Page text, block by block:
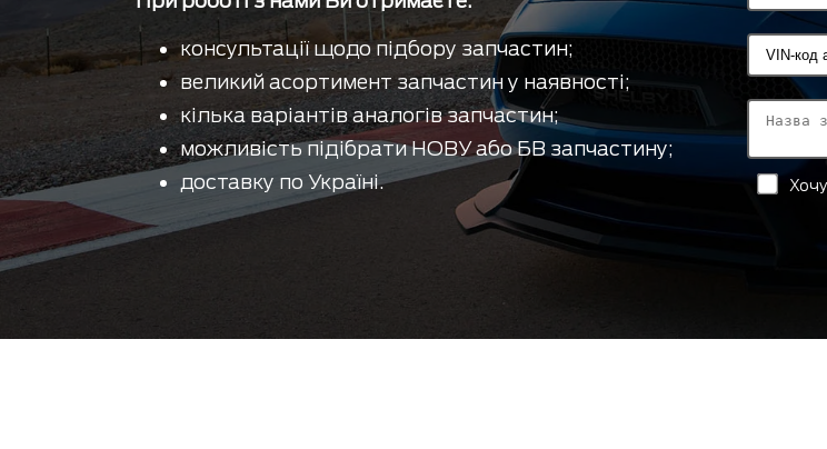
консультації щодо підбору запчастин;
великий асортимент запчастин у наявності;
кілька варіантів аналогів запчастин;
можливість підібрати НОВУ або БВ запчастину;
доставку по Україні.